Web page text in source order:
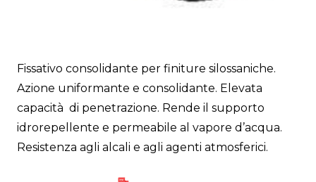
Fissativo consolidante per finiture silossaniche.
Azione uniformante e consolidante. Elevata
capacità di penetrazione. Rende il supporto
idrorepellente e permeabile al vapore d’acqua.
Resistenza agli alcali e agli agenti atmosferici.